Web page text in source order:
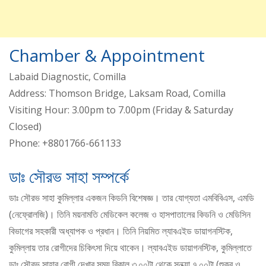
Chamber & Appointment
Labaid Diagnostic, Comilla
Address: Thomson Bridge, Laksam Road, Comilla
Visiting Hour: 3.00pm to 7.00pm (Friday & Saturday
Closed)
Phone: +8801766-661133
ডাঃ সৌরভ সাহা সম্পর্কে
ডাঃ সৌরভ সাহা কুমিল্লার একজন কিডনি বিশেষজ্ঞ। তার যোগ্যতা এমবিবিএস, এমডি
(নেফ্রোলজি)। তিনি ময়নামতি মেডিকেল কলেজ ও হাসপাতালের কিডনি ও মেডিসিন
বিভাগের সহকারী অধ্যাপক ও প্রধান। তিনি নিয়মিত ল্যাবএইড ডায়াগনস্টিক,
কুমিল্লায় তার রোগীদের চিকিৎসা দিয়ে থাকেন। ল্যাবএইড ডায়াগনস্টিক, কুমিল্লাতে